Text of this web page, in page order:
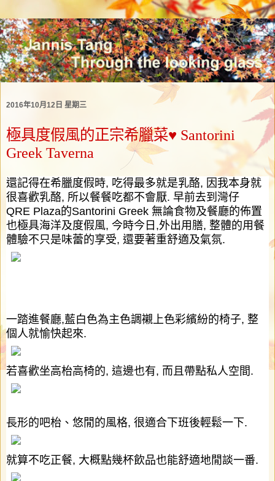
2016年10月12日 星期三
極具度假風的正宗希臘菜♥ Santorini
Greek Taverna
還記得在希臘度假時, 吃得最多就是乳酪, 因我本身就
很喜歡乳酪, 所以餐餐吃都不會厭. 早前去到灣仔
QRE Plaza的Santorini Greek 無論食物及餐廳的佈置
也極具海洋及度假風, 今時今日 ,外出用膳, 整體的用餐
體驗不只是味蕾的享受, 還要著重舒適及氣氛.
一踏進餐廳,藍白色為主色調襯上色彩繽紛的椅子, 整
個人就愉快起來.
若喜歡坐高枱高椅的, 這邊也有, 而且帶點私人空間.
長形的吧枱、悠閒的風格, 很適合下班後輕鬆一下.
就算不吃正餐, 大概點幾杯飲品也能舒適地閒談一番.